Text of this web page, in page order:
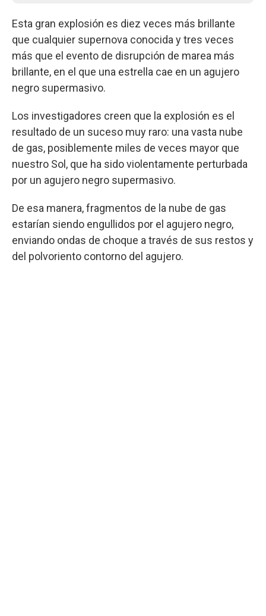
Esta gran explosión es diez veces más brillante
que cualquier supernova conocida y tres veces
más que el evento de disrupción de marea más
brillante, en el que una estrella cae en un agujero
negro supermasivo.
Los investigadores creen que la explosión es el
resultado de un suceso muy raro: una vasta nube
de gas, posiblemente miles de veces mayor que
nuestro Sol, que ha sido violentamente perturbada
por un agujero negro supermasivo.
De esa manera, fragmentos de la nube de gas
estarían siendo engullidos por el agujero negro,
enviando ondas de choque a través de sus restos y
del polvoriento contorno del agujero.